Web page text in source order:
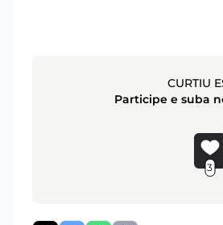
CURTIU
Participe e suba
3